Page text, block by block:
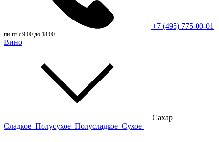
+7 (495) 775-00-01
пн-пт с 9:00 до 18:00
Вино
Сахар
Сладкое Полусухое Полусладкое Сухое